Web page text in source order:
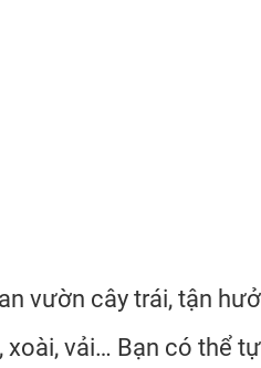
vườn cây trái, tận
vải… Bạn có thể